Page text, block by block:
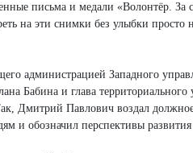
письма и медали «Волонтёр.
на эти снимки без улыбки просто
администрацией Западного
Бабина и глава
Дмитрий Павлович воздал
и обозначил перспективы развития